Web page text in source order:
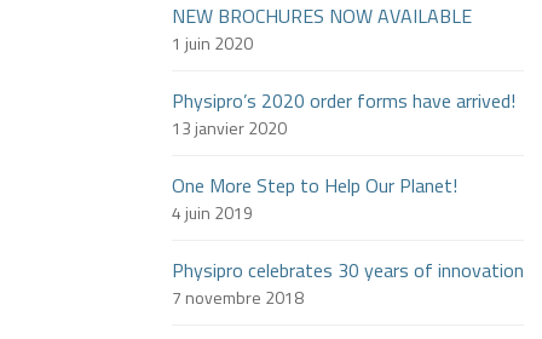
NEW BROCHURES NOW AVAILABLE
1 juin 2020
Physipro’s 2020 order forms have arrived!
13 janvier 2020
One More Step to Help Our Planet!
4 juin 2019
Physipro celebrates 30 years of innovation
7 novembre 2018